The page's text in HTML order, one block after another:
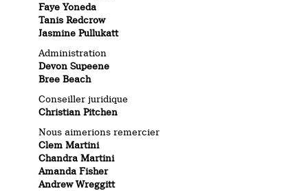
Faye Yoneda
Tanis Redcrow
Jasmine Pullukatt
Administration
Devon Supeene
Bree Beach
Conseiller juridique
Christian Pitchen
Nous aimerions remercier
Clem Martini
Chandra Martini
Amanda Fisher
Andrew Wreggitt